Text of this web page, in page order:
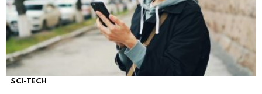
SCI-TECH